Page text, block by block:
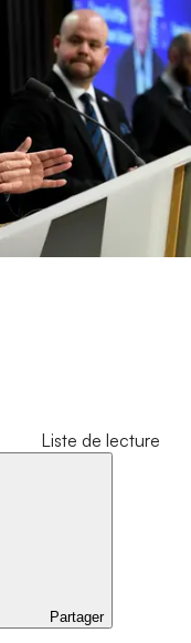
Liste de lecture
Partager